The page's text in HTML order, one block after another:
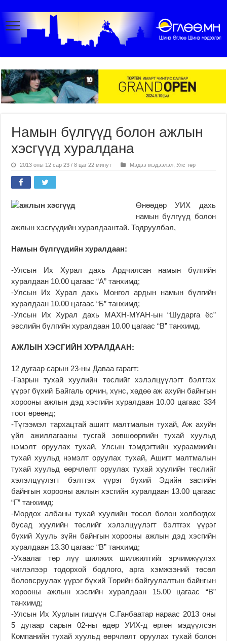
Намын бүлгүүд болон ажлын
хэсгүүд хуралдана
2013 оны 12 сар 23 / 8 цаг 22 минут Мэдээ мэдээлэл ,Улс төр
Өнөөдөр УИХ дахь
намын бүлгүүд болон
ажлын хэсгүүдийн хуралдаантай. Тодруулбал,
Намын бүлгүүдийн хуралдаан:
-Улсын Их Хурал дахь Ардчилсан намын бүлгийн
хуралдаан 10.00 цагаас “А” танхимд;
-Улсын Их Хурал дахь Монгол ардын намын бүлгийн
хуралдаан 10.00 цагаас “Б” танхимд;
-Улсын Их Хурал дахь МАХН-МҮАН-ын “Шударга ёс”
эвслийн бүлгийн хуралдаан 10.00 цагаас “В” танхимд.
АЖЛЫН ХЭСГИЙН ХУРАЛДААН:
12 дугаар сарын 23-ны Даваа гарагт:
-Газрын тухай хуулийн төслийг хэлэлцүүлэгт бэлтгэх
үүрэг бүхий Байгаль орчин, хүнс, хөдөө аж ахуйн байнгын
хорооны ажлын дэд хэсгийн хуралдаан 10.00 цагаас 334
тоот өрөөнд;
-Түгээмэл тархацтай ашигт малтмалын тухай, Аж ахуйн
үйл ажиллагааны тусгай зөвшөөрлийн тухай хуульд
нэмэлт оруулах тухай, Улсын тэмдэгтийн хураамжийн
тухай хуульд нэмэлт оруулах тухай, Ашигт малтмалын
тухай хуульд өөрчлөлт оруулах тухай хуулийн төслийг
хэлэлцүүлэгт бэлтгэх үүрэг бүхий Эдийн засгийн
байнгын хорооны ажлын хэсгийн хуралдаан 13.00 цагаас
“Г” танхимд;
-Мөрдөх албаны тухай хуулийн төсөл болон холбогдох
бусад хуулийн төслийг хэлэлцүүлэгт бэлтгэх үүрэг
бүхий Хууль зүйн байнгын хорооны ажлын дэд хэсгийн
хуралдаан 13.30 цагаас “В” танхимд;
-Ухаалаг төр лүү шилжих шилжилтийг эрчимжүүлэх
чиглэлээр тодорхой бодлого, арга хэмжээний төсөл
боловсруулах үүрэг бүхий Төрийн байгуулалтын байнгын
хорооны ажлын хэсгийн хуралдаан 15.00 цагаас “В”
танхимд;
-Улсын Их Хурлын гишүүн С.Ганбаатар нараас 2013 оны
5 дугаар сарын 02-ны өдөр УИХ-д өргөн мэдүүлсэн
Компанийн тухай хуульд өөрчлөлт оруулах тухай болон